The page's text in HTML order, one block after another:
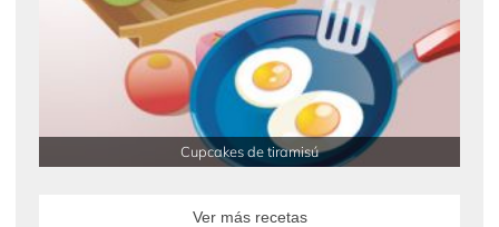
Cupcakes de tiramisú
Ver más recetas